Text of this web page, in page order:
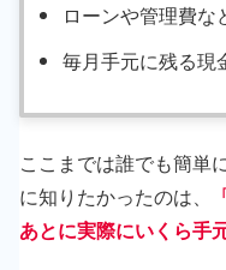
ローンや管理費な
毎月手元に残る現
ここまでは誰でも簡単
に知りたかったのは、
あとに実際にいくら手